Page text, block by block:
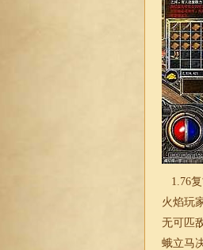
1.76复
火焰玩
无可匹
蛾立马